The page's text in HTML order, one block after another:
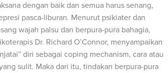
dengan baik dan semua harus senang,
pasca-liburan. Menurut psikiater dan
wajah palsu dan berpura-pura bahagia,
Dr. Richard O’Connor, menyampaikan
diri sebagai coping mechanism, cara atau
sulit. Maka dari itu, tindakan berpura-pura